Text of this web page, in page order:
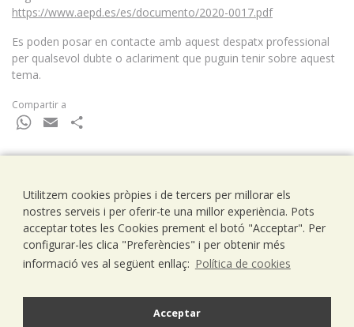
https://www.aepd.es/es/documento/2020-0017.pdf
Es poden posar en contacte amb aquest despatx professional
per qualsevol dubte o aclariment que puguin tenir sobre aquest
tema.
Compartir a
WhatsApp
Email
Ramells Ramoneda
Assessors - Consultors
C/ Balmes 203, 1º 1ª
08006 Barcelona
T..93 238 79 26
Utilitzem cookies pròpies i de tercers per millorar els
nostres serveis i per oferir-te una millor experiència. Pots
acceptar totes les Cookies prement el botó "Acceptar". Per
configurar-les clica "Preferències" i per obtenir més
informació ves al següent enllaç: Política de cookies
Acceptar